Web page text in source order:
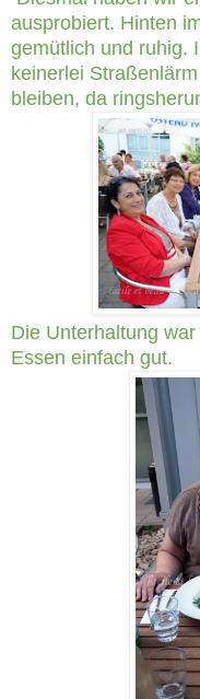
ausprobiert. Hinten
gemütlich und ruhig.
keinerlei
bleiben, da
Die Unterhaltung
Essen einfach gut.